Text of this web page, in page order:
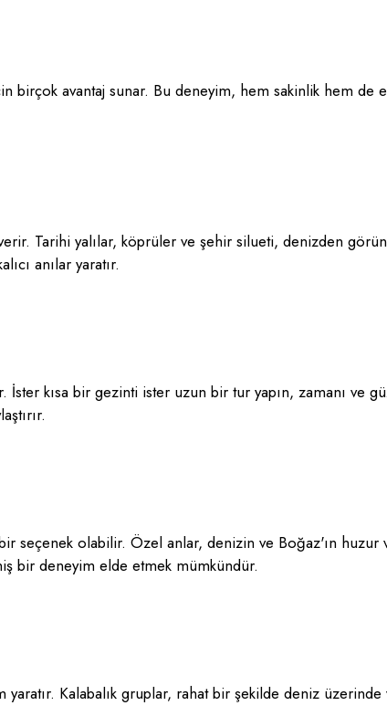
birçok avantaj sunar. Bu deneyim, hem sakinlik hem de
Tarihi yalılar, köprüler ve şehir silueti, denizden
anılar yaratır.
kısa bir gezinti ister uzun bir tur yapın, zamanı ve
seçenek olabilir. Özel anlar, denizin ve Boğaz'ın huzur
bir deneyim elde etmek mümkündür.
Kalabalık gruplar, rahat bir şekilde deniz